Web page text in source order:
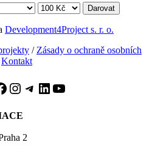
Darovat
Development4Project s. r. o.
/ Zásady o ochraně osobních
Kontakt
Instagram
Telegram
LinkedIn
YouTube
2